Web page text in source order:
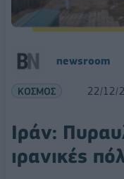
newsroom
ΚΟΣΜΟΣ 22/12/
Ιράν:
ιρανικές